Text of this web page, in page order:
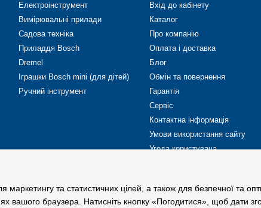
Електроінструмент
Вимірювальні прилади
Садова техніка
Приладдя Bosch
Dremel
Іграшки Bosch mini (для дітей)
Ручний інструмент
Вхід до кабінету
Каталог
Про компанію
Оплата і доставка
Блог
Обмін та повернення
Гарантія
Сервіс
Контактна інформація
Умови використання сайту
Угода користувача
та статистичних цілей, а також для безпечної та
вашого браузера. Натисніть кнопку «Погодитися», щоб дати